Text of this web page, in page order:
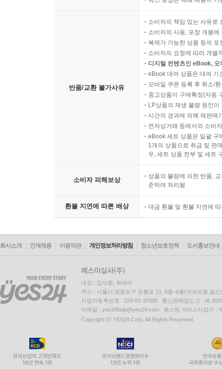
반품/교환 불가사유
소비자의 책임 있는 사유로
소비자의 사용, 포장 개봉
복제가 가능한 상품 등의
소비자의 요청에 따라 개별
디지털 컨텐츠인 eBook,
eBook 대여 상품은 대여 기
모바일 쿠폰 등록 후 취소/
중고상품이 구매확정(자동
LP상품의 재생 불량 원인
시간의 경과에 의해 재판매
전자상거래 등에서의 소비
eBook 세트 상품은 일괄 구
1개의 상품으로 취급 및 판
우, 세트 상품 전부 및 세트
소비자 피해보상
상품의 불량에 의한 반품,
준하여 처리됨
환불 지연에 따른 배상 대금 환불 및 환불 지연에
회사소개 인재채용 이용약관 개인정보처리방침 청소년보호정책 도서홍보안내
대표 : 김석환, 최세라
주소 : 서울시 영등포구 은행로 11, 5층~6층(여의도동,일신
사업자등록번호 : 229-81-37000 통신판매업신고 : 제
이메일 : yes24help@yes24.com 호스팅 서비스사업자 :
Copyright ⓒ YES24 Corp. All Rights Reserved.